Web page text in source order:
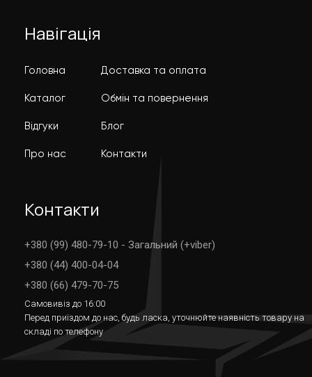
Навігація
Головна
Каталог
Відгуки
Про нас
Доставка та оплата
Обмін та повернення
Блог
Контакти
Контакти
+380 (99) 480-79-10 - Загальний (+viber)
+380 (44) 400-04-04
+380 (66) 479-70-75
Самовивіз до 16:00
Перед приїздом до нас, будь ласка, уточнюйте наявність товару на
складі по телефону